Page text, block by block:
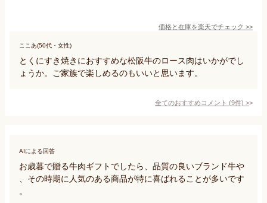
価格と在庫を楽天でチェック >>
ここあ(50代・女性)
とくにすき焼きにおすすめな松阪牛のロース肉はいかがでし
ょうか。ご家族で楽しめるのもいいと思います。
全てのおすすめコメント (9件) >
AIによる回答
お歳暮で贈る牛肉ギフトでしたら、品質の良いブランド牛や
、その時期に人気のある商品が特に喜ばれることが多いです
。